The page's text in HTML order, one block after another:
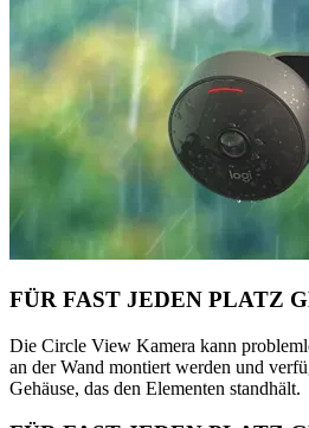
FÜR FAST JEDEN PLATZ
Die Circle View Kamera kann
an der Wand montiert werden und
Gehäuse, das den Elementen standhält.